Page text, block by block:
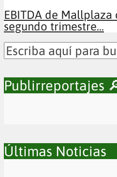
EBITDA de Mallplaza
segundo trimestre...
Publirreportajes
Últimas Noticias